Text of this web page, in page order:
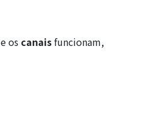
e os canaisfuncionam,